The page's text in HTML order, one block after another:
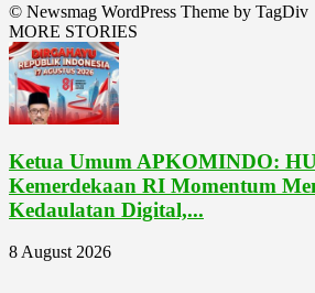
© Newsmag WordPress Theme by TagDiv
MORE STORIES
Ketua Umum APKOMINDO:
Kemerdekaan RI Momentum
Kedaulatan Digital,...
8 August 2026